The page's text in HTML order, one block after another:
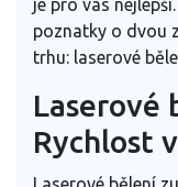
je pro vás
poznatky o dvou
trhu: laserové
Laserové
Rychlost